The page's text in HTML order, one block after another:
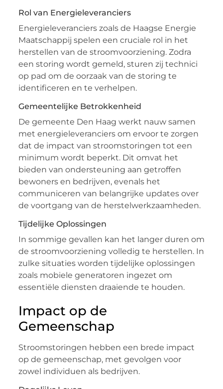
Rol van Energieleveranciers
Energieleveranciers zoals de Haagse Energie
Maatschappij spelen een cruciale rol in het
herstellen van de stroomvoorziening. Zodra
een storing wordt gemeld, sturen zij technici
op pad om de oorzaak van de storing te
identificeren en te verhelpen.
Gemeentelijke Betrokkenheid
De gemeente Den Haag werkt nauw samen
met energieleveranciers om ervoor te zorgen
dat de impact van stroomstoringen tot een
minimum wordt beperkt. Dit omvat het
bieden van ondersteuning aan getroffen
bewoners en bedrijven, evenals het
communiceren van belangrijke updates over
de voortgang van de herstelwerkzaamheden.
Tijdelijke Oplossingen
In sommige gevallen kan het langer duren om
de stroomvoorziening volledig te herstellen. In
zulke situaties worden tijdelijke oplossingen
zoals mobiele generatoren ingezet om
essentiële diensten draaiende te houden.
Impact op de
Gemeenschap
Stroomstoringen hebben een brede impact
op de gemeenschap, met gevolgen voor
zowel individuen als bedrijven.